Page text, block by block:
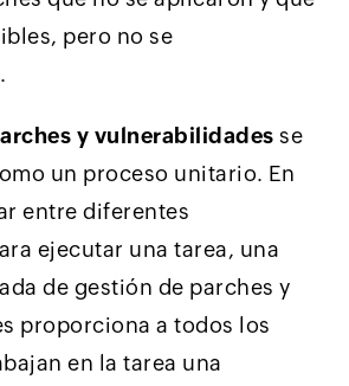
pero no se
y vulnerabilidades se
un proceso unitario. En
entre diferentes
ejecutar una tarea, una
de gestión de parches y
proporciona a todos los
en la tarea una